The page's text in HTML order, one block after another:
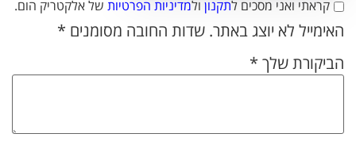
קראתי ואני מסכים לתקנון ולמדיניות הפרטיות של אלקטריק הום.
האימייל לא יוצג באתר. שדות החובה מסומנים *
הביקורת שלך *